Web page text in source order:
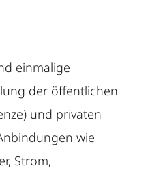
einmalige
der öffentlichen
und privaten
wie
Strom,